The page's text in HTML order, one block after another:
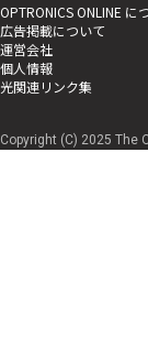
OPTRONICS ONLINE に
広告掲載について
運営会社
個人情報
光関連リンク集
Copyright (C) 2025 The